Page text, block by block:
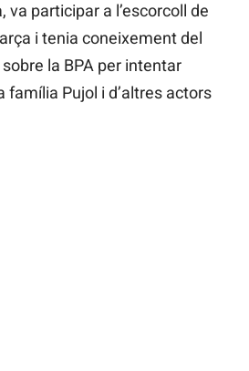
va participar a l’escorcoll de
i tenia coneixement del
la BPA per intentar
família Pujol i d’altres actors